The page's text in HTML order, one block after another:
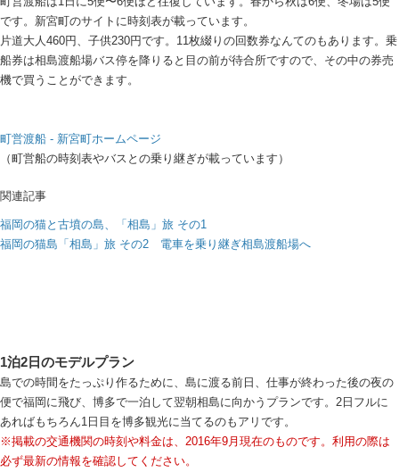
です。新宮町のサイトに時刻表が載っています。
片道大人460円、子供230円です。11枚綴りの回数券なんてのもあります。乗
船券は相島渡船場バス停を降りると目の前が待合所ですので、その中の券売
機で買うことができます。
町営渡船 - 新宮町ホームページ
（町営船の時刻表やバスとの乗り継ぎが載っています）
関連記事
福岡の猫と古墳の島、「相島」旅 その1
福岡の猫島「相島」旅 その2 電車を乗り継ぎ相島渡船場へ
1泊2日のモデルプラン
島での時間をたっぷり作るために、島に渡る前日、仕事が終わった後の夜の
便で福岡に飛び、博多で一泊して翌朝相島に向かうプランです。2日フルに
あればもちろん1日目を博多観光に当てるのもアリです。
※掲載の交通機関の時刻や料金は、2016年9月現在のものです。利用の際は
必ず最新の情報を確認してください。